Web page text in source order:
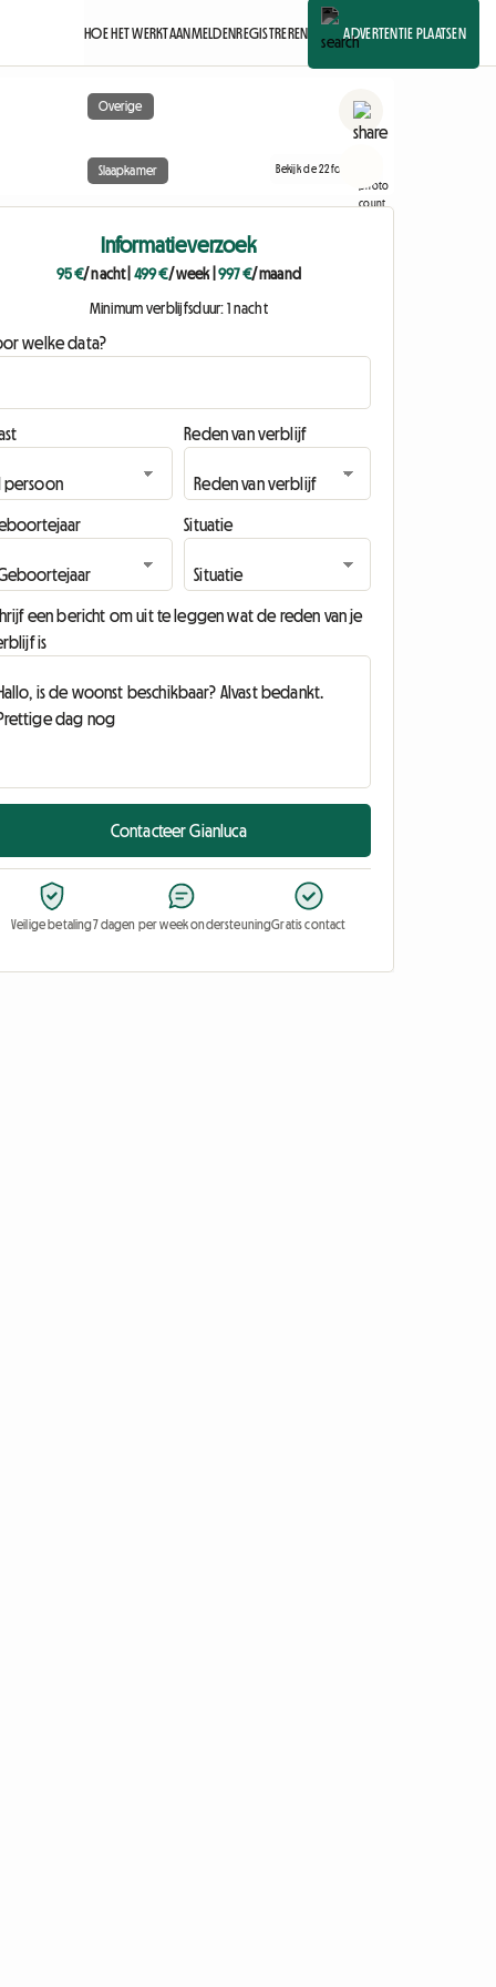
HOE HET WERKTAANMELDENREGISTREREN ADVERTENTIE PLAATSEN
Overige
Slaapkamer Bekijk de 22 foto's
Informatieverzoek
95 €/ nacht| 499 €/ week|997 €/ maand
Minimum verblijfsduur: 1 nacht
welke data?
Reden van verblijf
Situatie
een bericht om uit te leggen wat de reden van je
is
Contacteer Gianluca
Veilige betaling7 dagen per week ondersteuningGratis contact